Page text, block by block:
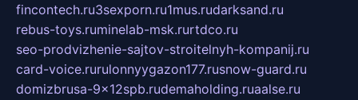
fincontech.ru3sexporn.ru1mus.rudarksand.ru
rebus-toys.ruminelab-msk.rurtdco.ru
seo-prodvizhenie-sajtov-stroitelnyh-kompanij.ru
card-voice.rurulonnyygazon177.rusnow-guard.ru
domizbrusa-9x12spb.rudemaholding.ruaalse.ru